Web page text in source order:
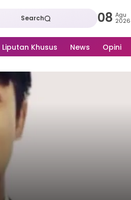
Search 08 Agu
2026
Liputan Khusus News Opini